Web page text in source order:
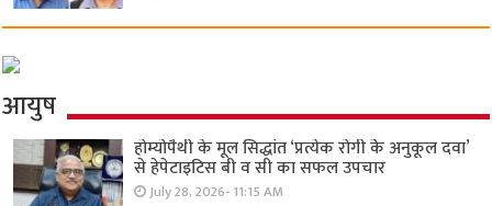
आयुष
होम्योपैथी के मूल सिद्धांत ‘प्रत्येक रोगी केे अनुकूल दवा’
से हेपेटाइटिस बी व सी का सफल उपचार
July 28, 2026- 11:15 AM